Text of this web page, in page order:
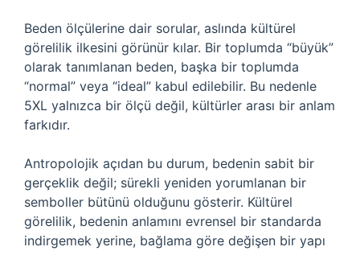
Beden ölçülerine dair sorular, aslında kültürel
görelilik ilkesini görünür kılar. Bir toplumda “büyük”
olarak tanımlanan beden, başka bir toplumda
“normal” veya “ideal” kabul edilebilir. Bu nedenle
5XL yalnızca bir ölçü değil, kültürler arası bir anlam
farkıdır.
Antropolojik açıdan bu durum, bedenin sabit bir
gerçeklik değil; sürekli yeniden yorumlanan bir
semboller bütünü olduğunu gösterir. Kültürel
görelilik, bedenin anlamını evrensel bir standarda
indirgemek yerine, bağlama göre değişen bir yapı